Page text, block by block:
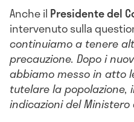
Anche il Presidente del
intervenuto sulla
continuiamo a tenere
precauzione. Dopo i
abbiamo messo in atto
tutelare la popolazione,
indicazioni del Ministero